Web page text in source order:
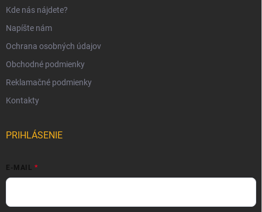
Kde nás nájdete?
Napíšte nám
Ochrana osobných údajov
Obchodné podmienky
Reklamačné podmienky
Kontakty
PRIHLÁSENIE
E-MAIL